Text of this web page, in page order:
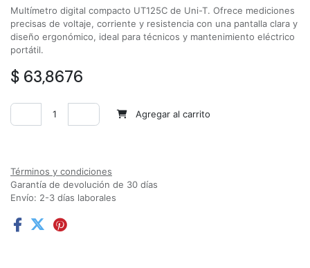
Multímetro digital compacto UT125C de Uni-T. Ofrece mediciones
precisas de voltaje, corriente y resistencia con una pantalla clara y
diseño ergonómico, ideal para técnicos y mantenimiento eléctrico
portátil.
$ 63,8676
Agregar al carrito
Términos y condiciones
Garantía de devolución de 30 días
Envío: 2-3 días laborales